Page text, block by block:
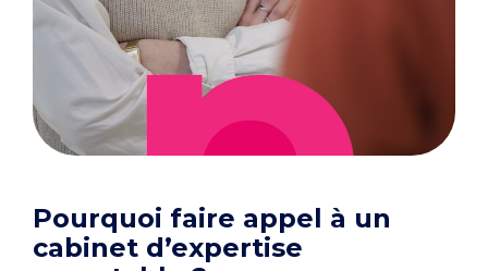
Pourquoi faire appel à un
cabinet d’expertise